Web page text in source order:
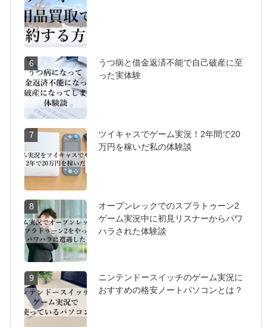
6
うつ病と借金返済不能で自己破産に至
った実体験
7
ツイキャスでゲーム実況！2年間で20
万円を稼いだ私の体験談
8
オープンレックでのスプラトゥーン2
ゲーム実況中に初見リスナーからパワ
ハラされた体験談
9
ニンテンドースイッチのゲーム実況に
おすすめの格安ノートパソコンとは？